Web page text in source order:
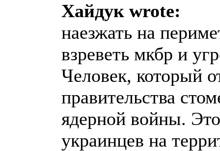
Хайдук wrote:
наезжать на
взреветь мкбр и
Человек, который
правительства
ядерной войны.
украинцев на